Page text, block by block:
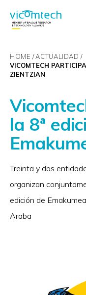
HOME
ACTUALIDAD
VICOMTECH
ZIENTZIAN
la 8ª
Treinta y dos
organizan
edición de
Araba